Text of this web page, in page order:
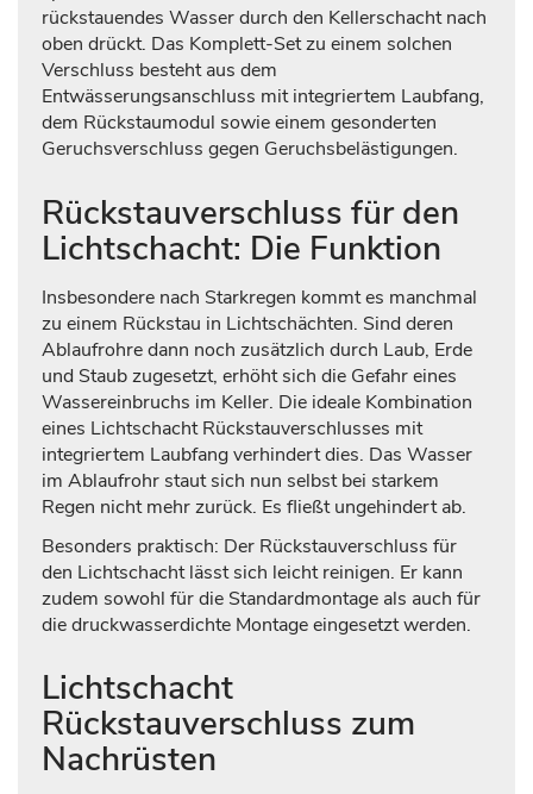
rückstauendes Wasser durch den Kellerschacht nach
oben drückt. Das Komplett-Set zu einem solchen
Verschluss besteht aus dem
Entwässerungsanschluss mit integriertem Laubfang,
dem Rückstaumodul sowie einem gesonderten
Geruchsverschluss gegen Geruchsbelästigungen.
Rückstauverschluss für den
Lichtschacht: Die Funktion
Insbesondere nach Starkregen kommt es manchmal
zu einem Rückstau in Lichtschächten. Sind deren
Ablaufrohre dann noch zusätzlich durch Laub, Erde
und Staub zugesetzt, erhöht sich die Gefahr eines
Wassereinbruchs im Keller. Die ideale Kombination
eines Lichtschacht Rückstauverschlusses mit
integriertem Laubfang verhindert dies. Das Wasser
im Ablaufrohr staut sich nun selbst bei starkem
Regen nicht mehr zurück. Es fließt ungehindert ab.
Besonders praktisch: Der Rückstauverschluss für
den Lichtschacht lässt sich leicht reinigen. Er kann
zudem sowohl für die Standardmontage als auch für
die druckwasserdichte Montage eingesetzt werden.
Lichtschacht
Rückstauverschluss zum
Nachrüsten